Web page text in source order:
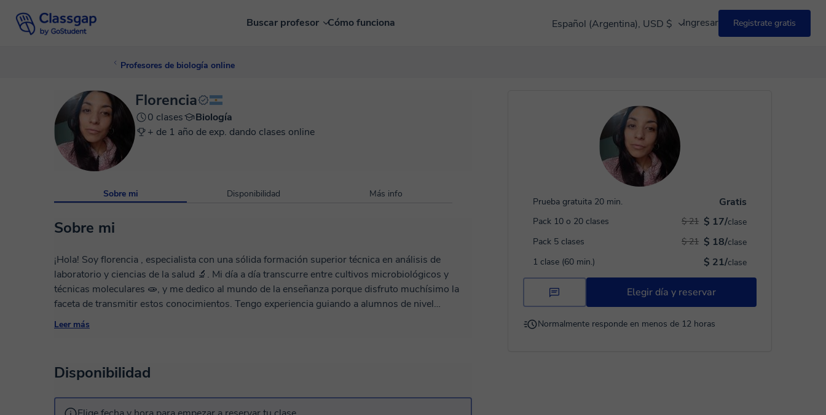
Buscar profesor Cómo funciona Español (Argentina), USD $ Ingresar Registrate gratis
Profesores de biología online
Prueba gratuita 20 min. Gratis
Pack 10 o 20 clases $ 17/clase
$ 21
Pack 5 clases
$ 18/clase
$ 21
1 clase (60 min.)
$ 21/clase
Elegir día y reservar
Normalmente responde en menos de 12 horas
Florencia
0 clases
Biología
+ de 1 año de exp. dando clases online
Sobre mi Disponibilidad Más info
Sobre mi
¡Hola! Soy florencia , especialista con una sólida formación superior técnica en análisis de
laboratorio y ciencias de la salud 🔬. Mi día a día transcurre entre cultivos microbiológicos y
técnicas moleculares 🧫, y me dedico al mundo de la enseñanza porque disfruto muchísimo la
faceta de transmitir estos conocimientos. Tengo experiencia guiando a alumnos de nivel
secundario, terciario y universitario (especialmente en carreras afines a la salud) 📚. Me gusta
Leer más
Disponibilidad